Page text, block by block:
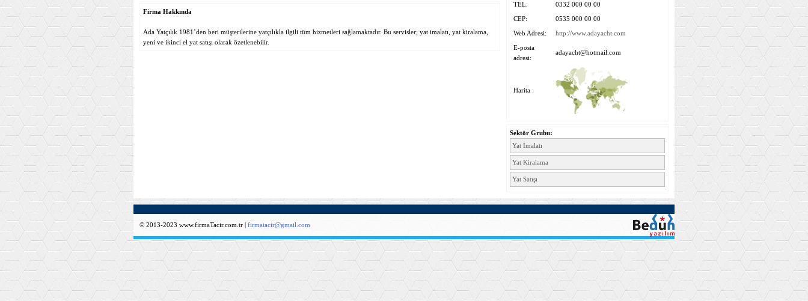
Firma Hakkında
Ada Yatçılık 1981’den beri müşterilerine yatçılıkla ilgili tüm hizmetleri sağlamaktadır. Bu servisler; yat imalatı, yat kiralama,
yeni ve ikinci el yat satışı olarak özetlenebilir.
TEL:
0332 000 00 00
CEP:
0535 000 00 00
Web Adresi:
http://www.adayacht.com
E-posta
adresi:
adayacht@hotmail.com
Harita :
Sektör Grubu:
Yat İmalatı
Yat Kiralama
Yat Satışı
© 2013-2023 www.firmaTacir.com.tr | firmatacir@gmail.com